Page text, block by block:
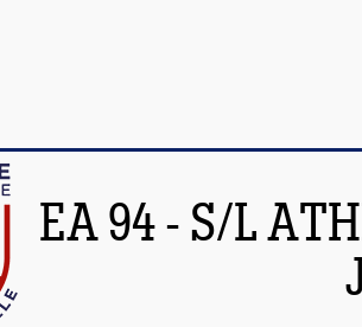
EA 94 - S/L